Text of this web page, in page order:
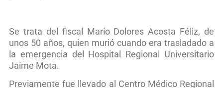
Se trata del fiscal Mario Dolores Acosta Féliz, de
unos 50 años, quien murió cuando era trasladado a
la emergencia del Hospital Regional Universitario
Jaime Mota.
Previamente fue llevado al Centro Médico Regional